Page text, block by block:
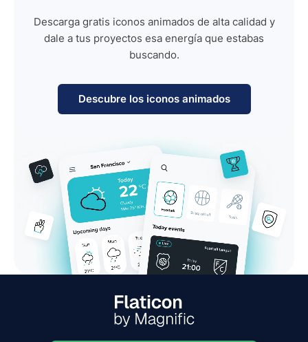
Descarga gratis iconos animados de alta calidad y
dale a tus proyectos esa energía que estabas
buscando.
Descubre los iconos animados